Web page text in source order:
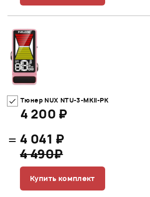
Тюнер NUX NTU-3-MKII-PK
4 200 ₽
= 4 041 ₽
4 490₽
Купить комплект